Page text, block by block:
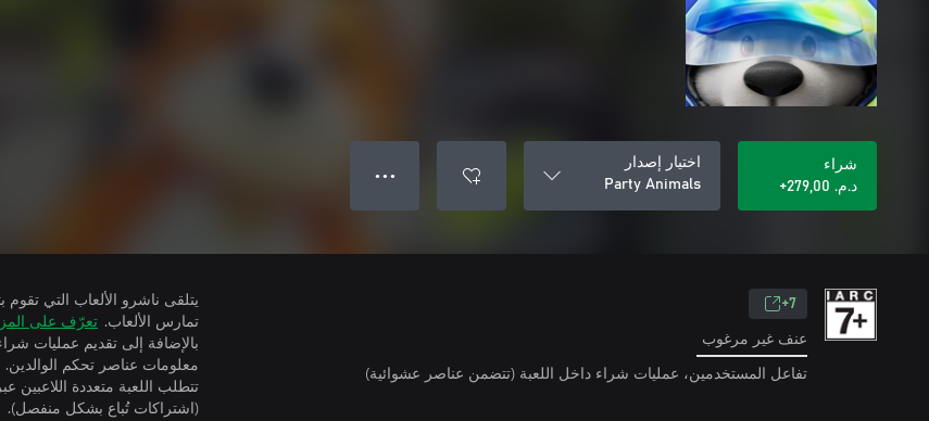
شراء
د.م.‏ 279,00+
اختيار إصدار
Party Animals
● ● ●
7+
عنف غير مرغوب
تفاعل المستخدمين، عمليات شراء داخل اللعبة (تتضمن عناصر عشوائية)
تمارس الألعاب. تعرّف على
بالإضافة إلى تقديم عمليات
معلومات عناصر تحكم الوالدين.
(اشتراكات تُباع بشكل منفصل).